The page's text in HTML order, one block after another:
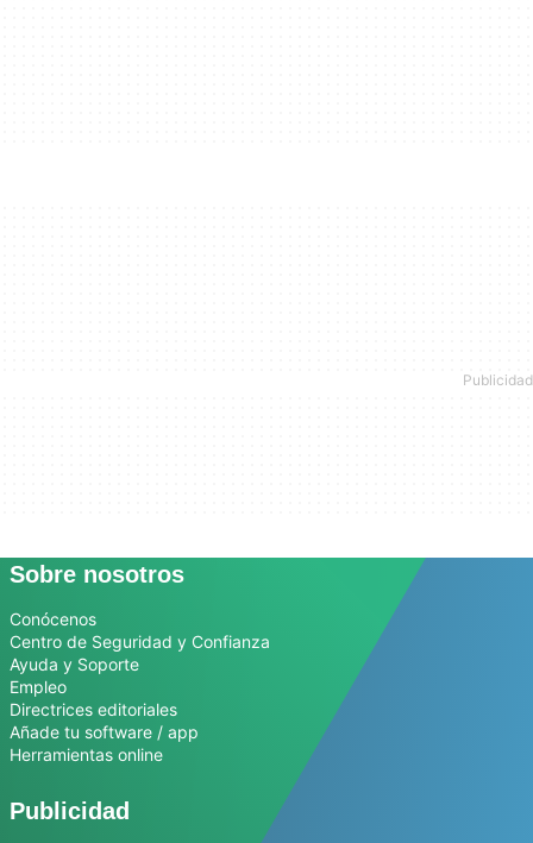
Sobre nosotros
Conócenos
Centro de Seguridad y Confianza
Ayuda y Soporte
Empleo
Directrices editoriales
Añade tu software / app
Herramientas online
Publicidad